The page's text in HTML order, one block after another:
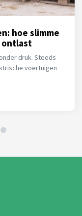
hoe slimme
druk. Steeds
voertuigen